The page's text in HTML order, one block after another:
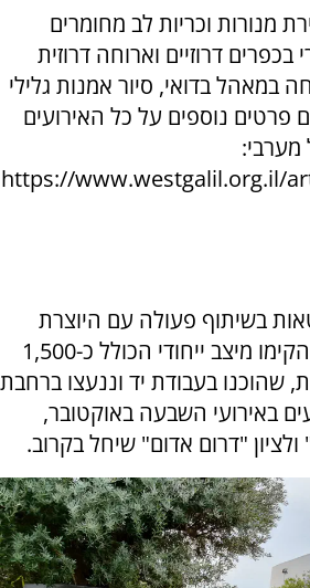
מנורות וכריות לב מחומרים
בכפרים דרוזיים וארוחה דרוזית
בדואי, סיור אמנות גלילי
פרטים נוספים על כל האירועים
מערבי:
https://www.westgalil.org.il/
בשיתוף פעולה עם היוצרת
והמפיקה אפרת הלל הקימו מיצב ייחודי הכולל כ-1,500
שהוכנו בעבודת יד וננעצו ברחבת
באירועי השבעה באוקטובר,
"דרום אדום" שיחל בקרוב.